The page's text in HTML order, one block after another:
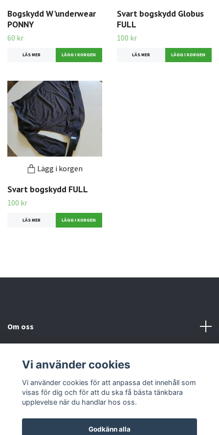
Bogskydd W'underwear
PONNY
60 kr
LÄS MER
Svart bogskydd Globus
FULL
100 kr
LÄS MER
Lägg i korgen
Svart bogskydd FULL
100 kr
LÄS MER
Om oss
Kontakta oss
Vi använder cookies
Vi använder cookies för att anpassa det innehåll som
visas för dig och för att du ska få bästa tänkbara
upplevelse när du handlar hos oss.
Godkänn alla